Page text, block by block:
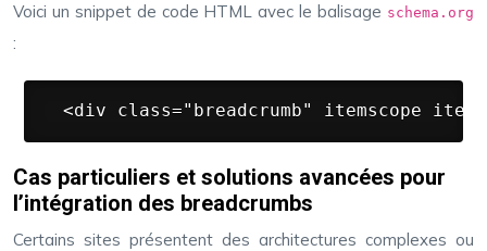
Voici un snippet de code HTML avec le balisage schema.org
:
<div class="breadcrumb" itemscope
Cas particuliers et solutions avancées pour
l’intégration des breadcrumbs
Certains sites présentent des architectures complexes ou